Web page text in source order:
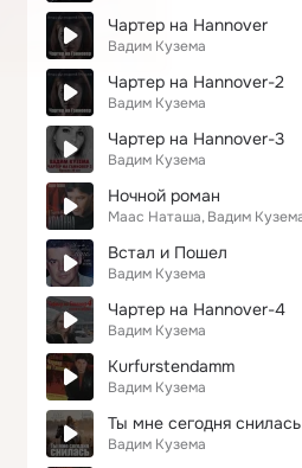
Чартер на Hannover
Вадим Кузема
Чартер на Hannover-2
Вадим Кузема
Чартер на Hannover-3
Вадим Кузема
Ночной роман
Маас Наташа Вадим
Встал и Пошел
Вадим Кузема
Чартер на Hannover-4
Вадим Кузема
Kurfurstendamm
Вадим Кузема
Ты мне сегодня снилась
Вадим Кузема